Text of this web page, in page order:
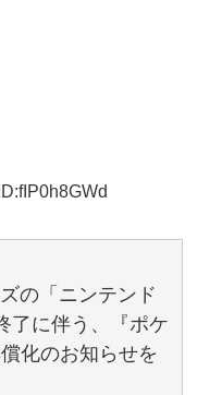
ID:fIP0h8GWd
の「ニンテンド
了に伴う、『ポケ
化のお知らせを